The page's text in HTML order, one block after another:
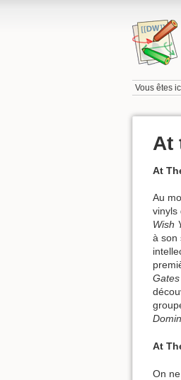
Vous êtes
At
At
Au
vinyls
Wish
à son
At
On